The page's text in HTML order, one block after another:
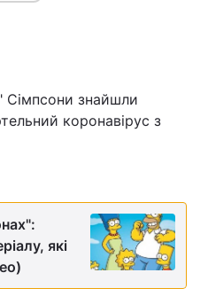
Війна
Наука
Сімпсони знайшли
коронавірус з
які